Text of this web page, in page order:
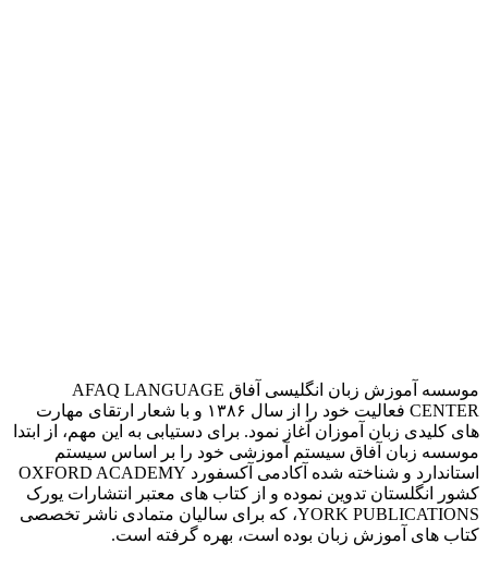
موسسه آموزش زبان انگلیسی آفاق AFAQ LANGUAGE
CENTER فعالیت خود را از سال ۱۳۸۶ و با شعار ارتقای مهارت
های کلیدی زبان آموزان آغاز نمود. برای دستیابی به این مهم، از ابتدا
موسسه زبان آفاق سیستم آموزشی خود را بر اساس سیستم
استاندارد و شناخته شده آکادمی آکسفورد OXFORD ACADEMY
کشور انگلستان تدوین نموده و از کتاب های معتبر انتشارات یورک
YORK PUBLICATIONS، که برای سالیان متمادی ناشر تخصصی
کتاب های آموزش زبان بوده است، بهره گرفته است.